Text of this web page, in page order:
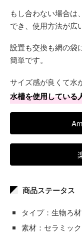
もし合わない場合は
でき、使用方法が広
設置も交換も網の袋
簡単です。
サイズ感が良くて水
水槽を使用している
商品ステータス
タイプ：生物ろ材
素材：セラミック